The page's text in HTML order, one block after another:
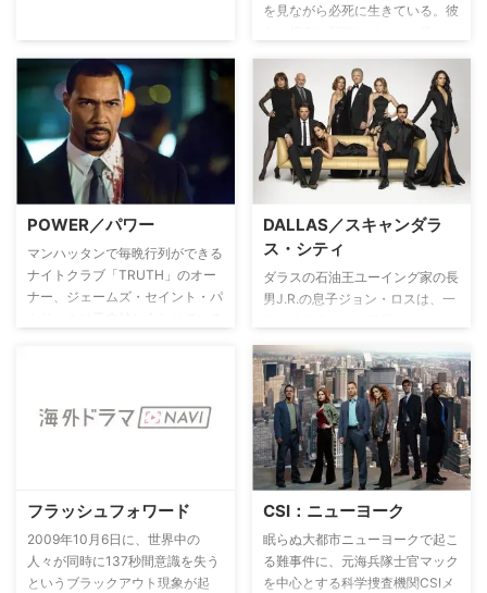
を見ながら必死に生きている。彼
ち向かう。
POWER／パワー
マンハッタンで毎晩行列ができる
ナイトクラブ「TRUTH」のオー
ナー、ジェームズ・セイント・パ
も指折りのドラッグディーラー通
称「ゴースト」。その残忍な性格
りを見て、企業家としての自信を
持ち始めるジェームズ。まっとう
な人生を歩みたいと思い始めてい
た矢先、かつての恋人アンジェラ
DALLAS／スキャンダラ
ス・シティ
ダラスの石油王ユーイング家の長
男J.R.の息子ジョン・ロスは、一
彼の養子クリストファーからサウ
スフォークの利権を奪うべく、父
J.R.と狡猾な一手を画策する。だ
が、金をめぐる一族のいがみ合い
に終止符を打ちたいボビーは、相
続したサウスフォーク牧場を土地
保護団体に売却したいと思ってい
た。親子や夫婦、恋人同士であっ
ても、信用することはできないこ
の街、ダラスを舞台に。愛と陰謀
が渦を巻き、昨日愛し合った相手
が裏の顔を持ち、敵対していたラ
フラッシュフォワード
2009年10月6日に、世界中の
人々が同時に137秒間意識を失う
というブラックアウト現象が起
CSI：ニューヨーク
眠らぬ大都市ニューヨークで起こ
る難事件に、元海兵隊士官マック
を中心とする科学捜査機関CSIメ